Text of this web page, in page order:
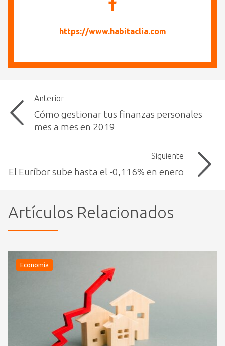
https://www.habitaclia.com
Anterior
Cómo gestionar tus finanzas personales
mes a mes en 2019
Siguiente
El Euríbor sube hasta el -0,116% en enero
Artículos Relacionados
Economía